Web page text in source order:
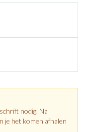
nodig. Na
je het komen afhalen